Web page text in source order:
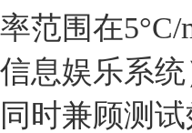
率范围在
信息娱乐系
同时兼顾测试